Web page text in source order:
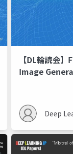
【DL輪読会
Image
Deep